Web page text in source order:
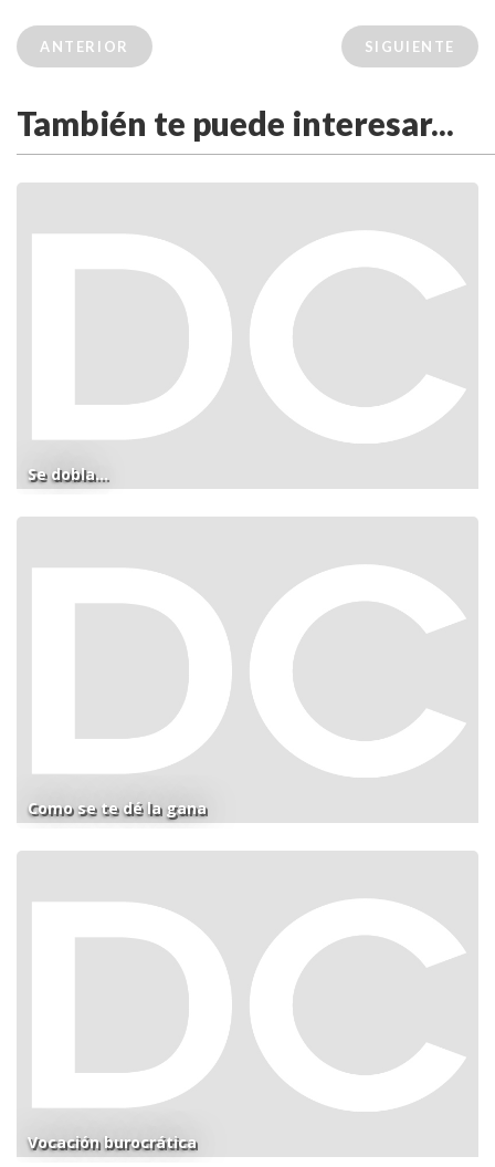
ANTERIOR SIGUIENTE
También te puede interesar...
Se dobla...
Como se te dé la gana
Vocación burocrática